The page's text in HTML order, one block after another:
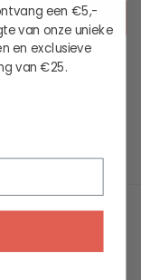
een €5,-
van onze unieke
en exclusieve
van €25.